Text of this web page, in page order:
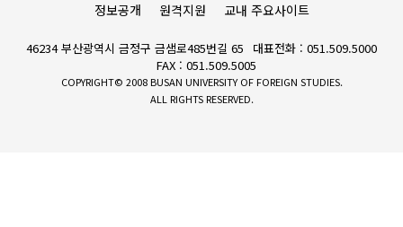
정보공개
원격지원 교내 주요사이트
46234 부산광역시 금정구 금샘로485번길 65
대표전화 : 051.509.5000
FAX : 051.509.5005
COPYRIGHT© 2008 BUSAN UNIVERSITY OF FOREIGN STUDIES.
ALL RIGHTS RESERVED.